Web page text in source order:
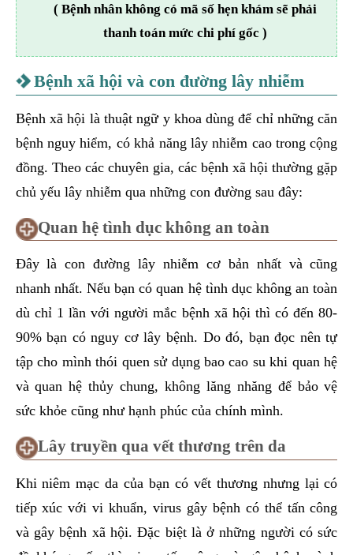
( Bệnh nhân không có mã số hẹn khám sẽ phải
thanh toán mức chi phí gốc )
Bệnh xã hội và con đường lây nhiễm
Bệnh xã hội là thuật ngữ y khoa dùng để chỉ những căn
bệnh nguy hiểm, có khả năng lây nhiễm cao trong cộng
đồng. Theo các chuyên gia, các bệnh xã hội thường gặp
chủ yếu lây nhiễm qua những con đường sau đây:
Quan hệ tình dục không an toàn
Đây là con đường lây nhiễm cơ bản nhất và cũng
nhanh nhất. Nếu bạn có quan hệ tình dục không an toàn
dù chỉ 1 lần với người mắc bệnh xã hội thì có đến 80-
90% bạn có nguy cơ lây bệnh. Do đó, bạn đọc nên tự
tập cho mình thói quen sử dụng bao cao su khi quan hệ
và quan hệ thủy chung, không lăng nhăng để bảo vệ
sức khỏe cũng như hạnh phúc của chính mình.
Lây truyền qua vết thương trên da
Khi niêm mạc da của bạn có vết thương nhưng lại có
tiếp xúc với vi khuẩn, virus gây bệnh có thể tấn công
và gây bệnh xã hội. Đặc biệt là ở những người có sức